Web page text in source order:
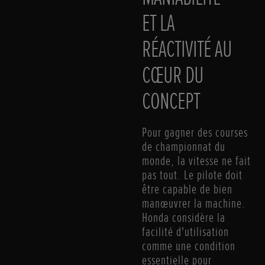
ET LA
RÉACTIVITÉ AU
CŒUR DU
CONCEPT
Pour gagner des courses
de championnat du
monde, la vitesse ne fait
pas tout. Le pilote doit
être capable de bien
manœuvrer la machine.
Honda considère la
facilité d'utilisation
comme une condition
essentielle pour